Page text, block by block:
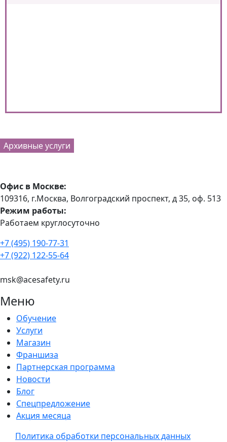
Архивные услуги
Офис в Москве:
109316, г.Москва, Волгоградский проспект, д 35, оф. 513
Режим работы:
Работаем круглосуточно
+7 (495) 190-77-31
+7 (922) 122-55-64
msk@acesafety.ru
Меню
Обучение
Услуги
Магазин
Франшиза
Партнерская программа
Новости
Блог
Спецпредложение
Акция месяца
Политика обработки персональных данных